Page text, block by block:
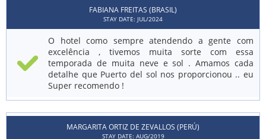
FABIANA FREITAS (BRASIL)
STAY DATE: JUL/2024
O hotel como sempre atendendo a gente com
excelência , tivemos muita sorte com essa
temporada de muita neve e sol . Amamos cada
detalhe que Puerto del sol nos proporcionou .. eu
Super recomendo !
MARGARITA ORTIZ DE ZEVALLOS (PERÚ)
STAY DATE: AUG/2019